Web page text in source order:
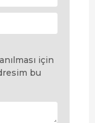
için
bu